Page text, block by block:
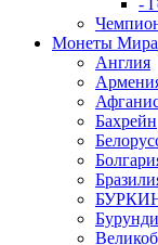
-
Монеты Мира
Англия
Бахрейн
Бурунди